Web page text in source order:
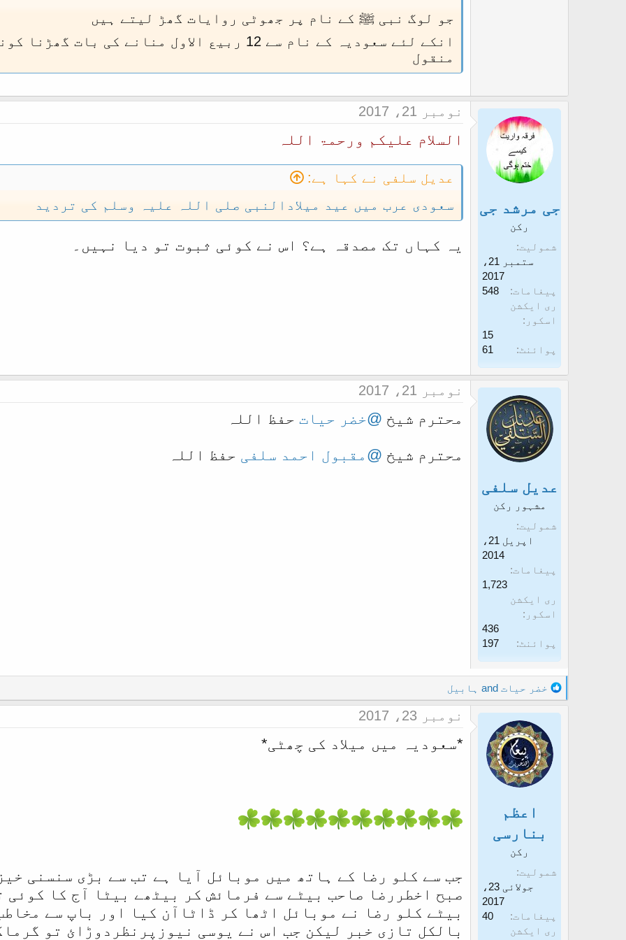
جو لوگ نبی ﷺ کے نام پر جھوٹی روایات گھڑ لیتے ہیں
انکے لئے سعودیہ کے نام سے 12 ربیع الاول منانے کی بات گھڑنا کونسی بڑی بات ہے !
منقول
جی مرشد جی
رکن
شمولیت
ستمبر 21،
2017
پیغامات
548
ری ایکشن
اسکور
15
پوائنٹ
61
نومبر 21، 2017
السلام علیکم ورحمۃ اللہ
عدیل سلفی نے کہا ہے:
سعودی عرب میں عید میلادالنبی صلی اللہ علیہ وسلم کی تردید
یہ کہاں تک مصدقہ ہے؟ اس نے کوئی ثبوت تو دیا نہیں۔
عدیل سلفی
مشہور رکن
شمولیت
اپریل 21،
2014
پیغامات
1,723
ری ایکشن
اسکور
436
پوائنٹ
197
نومبر 21، 2017
محترم شیخ @خضر حیات حفظ اللہ
محترم شیخ @مقبول احمد سلفی حفظ اللہ
R
e
a
c
t
i
o
خضر حیات ہابیل
اعظم
بنارسی
رکن
شمولیت
جولائی 23،
2017
پیغامات
40
ری ایکشن
نومبر 23، 2017
*سعودیہ میں میلاد کی چھٹی*
جب سے کلو رضا کے ہاتھ میں موبائل آیا ہے تب سے بڑی سنسنی
صبح اخطررضا صاحب بیٹے سے فرمائش کر بیٹھے بیٹا آج کا کوئی
بیٹے کلو رضا نے موبائل اٹھا کر ڈاٹاآن کیا اور باپ سے
بالکل تازی خبر لیکن جب اس نے یوسی نیوزپرنظردوڑائ تو